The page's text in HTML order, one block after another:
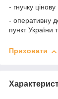
- гнучку цінову
- оперативну
пункт України
Приховати